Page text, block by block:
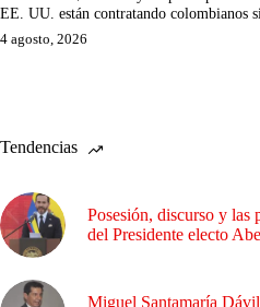
EE. UU. están contratando colombianos
4 agosto, 2026
Tendencias
Posesión, discurso y las
del Presidente electo
Miguel Santamaría